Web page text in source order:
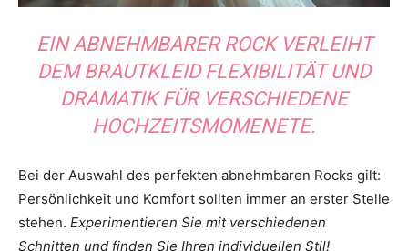
EIN ABNEHMBARER ROCK VERLEIHT
DEM BRAUTKLEID FLEXIBILITÄT UND
DRAMATIK FÜR VERSCHIEDENE
HOCHZEITSMOMENETE.
Bei der Auswahl des perfekten abnehmbaren Rocks gilt:
Persönlichkeit und Komfort sollten immer an erster Stelle
stehen. Experimentieren Sie mit verschiedenen
Schnitten und finden Sie Ihren individuellen Stil!